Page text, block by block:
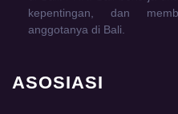
kepentingan, dan
anggotanya di Bali.
ASOSIASI